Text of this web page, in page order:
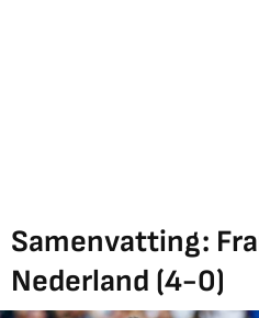
Samenvatting:
Nederland (4-0)